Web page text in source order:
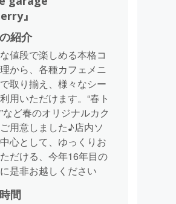
』
紹介
値段で楽しめる本格コ
から、各種カフェメニ
取り揃え、様々なシー
用いただけます。“春ト
など春のオリジナルカク
用意しました♪店内ソ
心として、ゆっくりお
だける、今年16年目の
是非お越しください
間